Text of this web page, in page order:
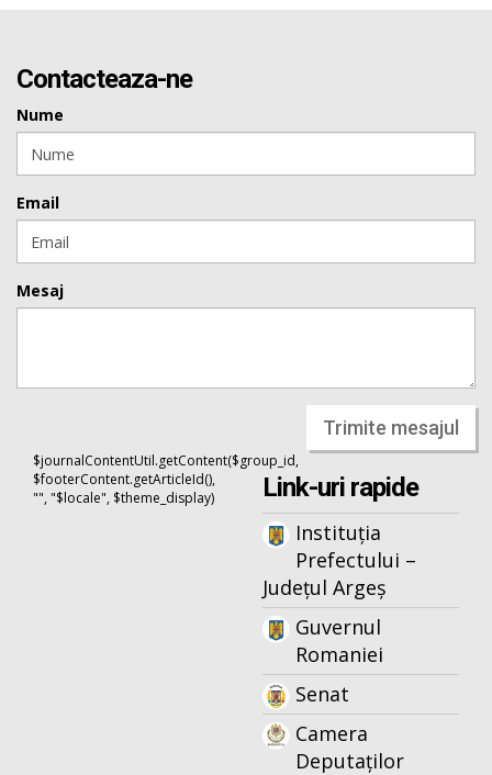
Contacteaza-ne
Nume
Email
Mesaj
Trimite mesajul
$journalContentUtil.getContent($group_id,
$footerContent.getArticleId(),
"", "$locale", $theme_display)
Link-uri rapide
Instituția
Prefectului –
Județul Argeș
Guvernul
Romaniei
Senat
Camera
Deputaților